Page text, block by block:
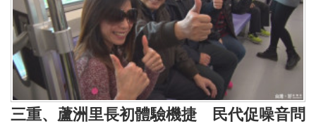
三重、蘆洲里長初體驗機捷 民代促噪音問